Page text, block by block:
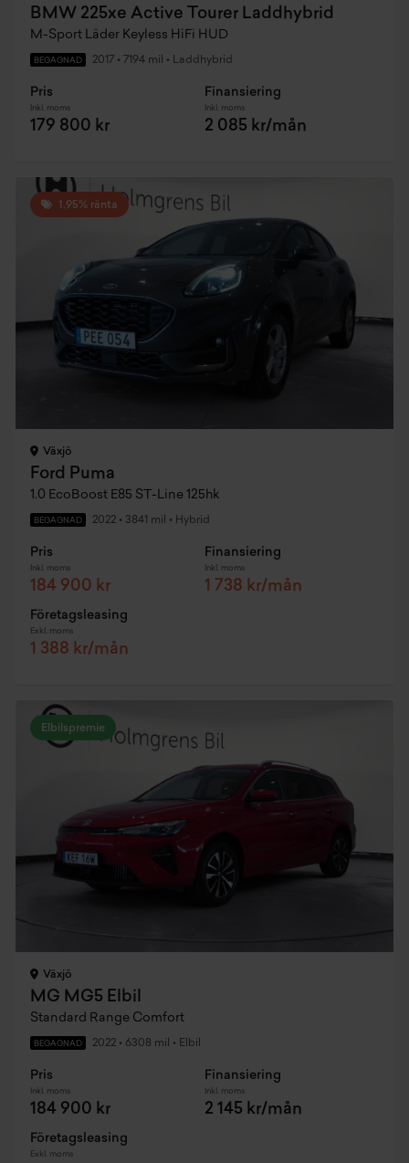
BMW 225xe Active Tourer Laddhybrid
M-Sport Läder Keyless HiFi HUD
BEGAGNAD 2017 • 7194 mil • Laddhybrid
Pris
Inkl. moms
179 800 kr
Finansiering
Inkl. moms
2 085 kr/mån
1,95% ränta
Växjö
Ford Puma
1.0 EcoBoost E85 ST-Line 125hk
BEGAGNAD 2022 • 3841 mil • Hybrid
Pris
Inkl. moms
184 900 kr
Finansiering
Inkl. moms
1 738 kr/mån
Företagsleasing
Exkl. moms
1 388 kr/mån
Elbilspremie
Växjö
MG MG5 Elbil
Standard Range Comfort
BEGAGNAD 2022 • 6308 mil • Elbil
Pris
Inkl. moms
184 900 kr
Finansiering
Inkl. moms
2 145 kr/mån
Företagsleasing
Exkl. moms